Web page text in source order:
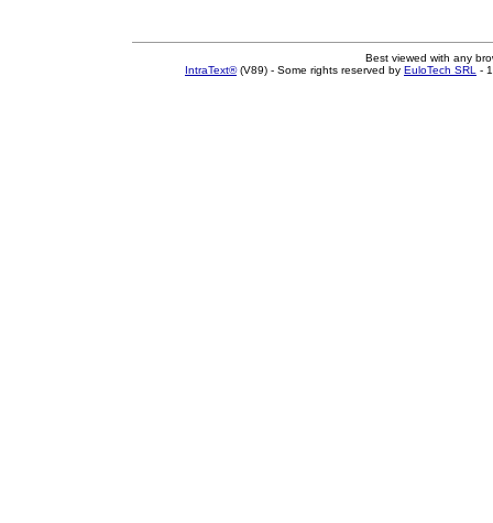
Best viewed with any
IntraText®(V89) - Some rights reserved by EuloTech SRL -